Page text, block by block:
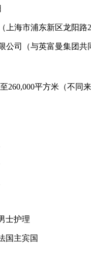
海市浦东新区龙阳路
公司（与英富曼集团共
260,000平方米（不同
士护理
国主宾国